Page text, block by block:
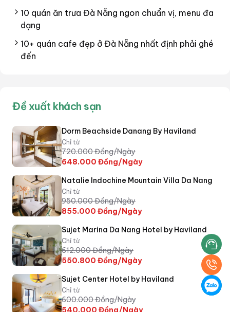
10 quán ăn trưa Đà Nẵng ngon chuẩn vị, menu đa
dạng
10+ quán cafe đẹp ở Đà Nẵng nhất định phải ghé
đến
Đề xuất khách sạn
Dorm Beachside Danang By Haviland
Chỉ từ
720.000Đồng/Ngày
648.000 Đồng/Ngày
Natalie Indochine Mountain Villa Da Nang
Chỉ từ
950.000Đồng/Ngày
855.000 Đồng/Ngày
Sujet Marina Da Nang Hotel by Haviland
Chỉ từ
612.000Đồng/Ngày
550.800 Đồng/Ngày
Sujet Center Hotel by Haviland
Chỉ từ
600.000Đồng/Ngày
540.000 Đồng/Ngày